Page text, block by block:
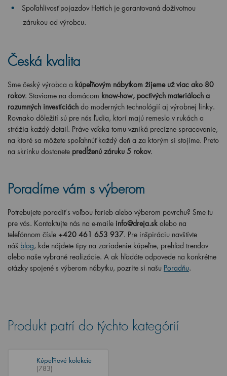
Spoľahlivosť pojazdov Hettich je garantovaná doživotnou
zárukou od výrobcu.
Česká kvalita
Sme český výrobca a kúpeľňovým nábytkom žijeme už viac ako 80
rokov. Staviame na domácom know-how, poctivých materiáloch a
rozumných investíciách do moderných technológií aj výrobnej linky.
Rovnako dôležití sú pre nás ľudia, ktorí majú remeslo v rukách a
strážia každý detail. Práve vďaka tomu vzniká precízne spracovanie,
na ktoré sa môžete spoľahnúť každý deň a za ktorým si stojíme. Preto
na skrinku dostanete predĺženú záruku 5 rokov.
Poradíme vám s výberom
Potrebujete poradiť s voľbou farieb alebo výberom povrchu? Sme tu
pre vás. Kontaktujte nás na e-maile info@dreja.sk alebo na
telefónnom čísle +420 461 653 937. Pre inšpiráciu navštívte
náš blog, kde nájdete tipy na zariadenie kúpeľne, prehľad trendov
alebo naše vybrané realizácie. A ak hľadáte odpovede na konkrétne
otázky spojené s výberom nábytku, pozrite si našu Poradňu.
Produkt patrí do týchto kategórií
Kúpeľňové kolekcie
(783)